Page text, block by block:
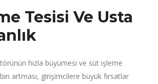
Tesisi Ve Usta
hızla büyümesi ve süt işleme
artması, girişimcilere büyük fırsatlar